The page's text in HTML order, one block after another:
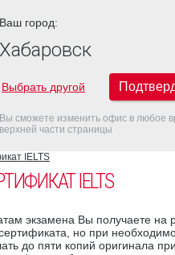
ХАБАРОВСК
IELTS
IELTS
экзамена Вы получаете на
но при
до пяти копий оригинала
Ваш город:
Хабаровск
Выбрать другой
Вы сможете изменить офис в любое
верхней части страницы